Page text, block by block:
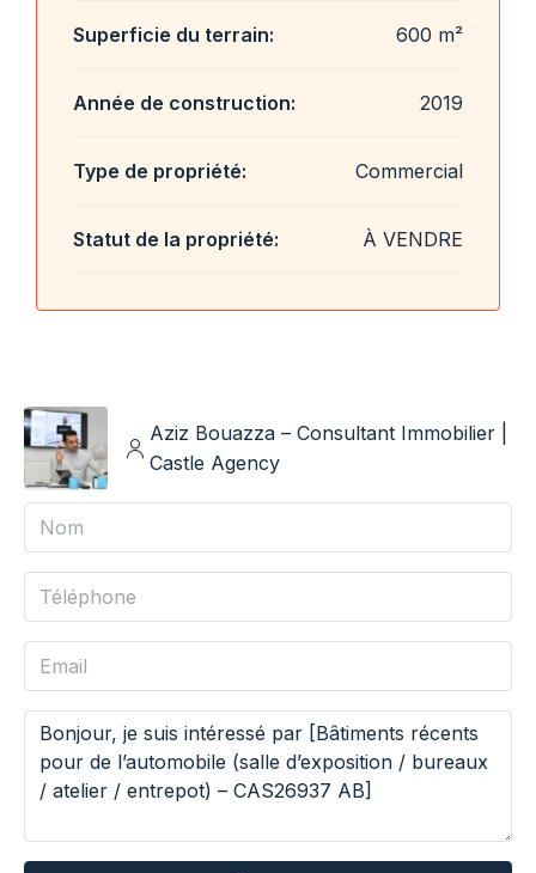
Superficie du terrain: 600 m²
Année de construction: 2019
Type de propriété: Commercial
Statut de la propriété: À VENDRE
Aziz Bouazza – Consultant Immobilier |
Castle Agency